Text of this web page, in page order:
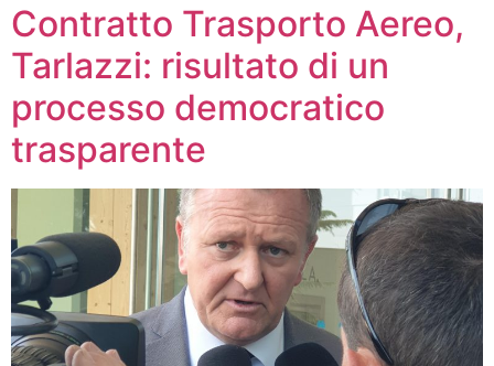
Contratto Trasporto Aereo,
Tarlazzi: risultato di un
processo democratico
trasparente